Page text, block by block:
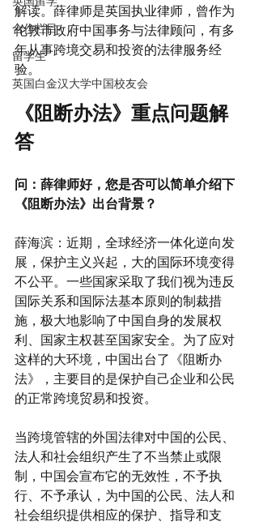
合作栏目
留学生
英国白金汉大学中国校友会
解读。薛律师是英国执业律师，曾作为
伦敦市政府中国事务与法律顾问，有多
年从事跨境交易和投资的法律服务经
验。
《阻断办法》重点问题解
答
问：薛律师好，您是否可以简单介绍下
《阻断办法》出台背景？
薛海滨：近期，全球经济一体化逆向发
展，保护主义兴起，大的国际环境变得
不公平。一些国家采取了我们视为违反
国际关系和国际法基本原则的制裁措
施，极大地影响了中国自身的发展权
利、国家主权甚至国家安全。为了应对
这样的大环境，中国出台了《阻断办
法》，主要目的是保护自己企业和公民
的正常跨境贸易和投资。
当跨境管辖的外国法律对中国的公民、
法人和社会组织产生了不当禁止或限
制，中国会宣布它的无效性，不予执
行、不予承认，为中国的公民、法人和
社会组织提供相应的保护、指导和支